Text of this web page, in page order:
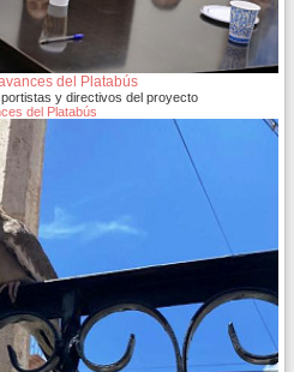
del Platabús
y directivos del proyecto
del Platabús